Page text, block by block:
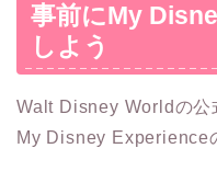
事前にMy
しよう
Walt Disney Worldの公
My Disney Experience